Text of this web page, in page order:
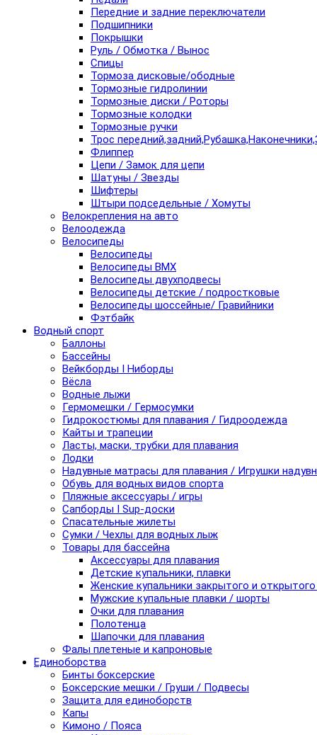
Передние и задние переключатели
Подшипники
Покрышки
Руль / Обмотка / Вынос
Спицы
Тормоза дисковые/ободные
Тормозные гидролинии
Тормозные диски / Роторы
Тормозные колодки
Тормозные ручки
Трос
Флиппер
Цепи / Замок для цепи
Шатуны / Звезды
Шифтеры
Штыри подседельные / Хомуты
Велокрепления на авто
Велоодежда
Велосипеды
Велосипеды
Велосипеды BMX
Велосипеды двухподвесы
Велосипеды детские / подростковые
Велосипеды шоссейные/ Гравийники
Фэтбайк
Водный спорт
Баллоны
Бассейны
Вейкборды I Ниборды
Вёсла
Водные лыжи
Гермомешки / Гермосумки
Гидрокостюмы для плавания / Гидроодежда
Кайты и трапеции
Ласты, маски, трубки для плавания
Лодки
Надувные матрасы для плавания / Игрушки
Обувь для водных видов спорта
Пляжные аксессуары / игры
Сапборды I Sup-доски
Спасательные жилеты
Сумки / Чехлы для водных лыж
Товары для бассейна
Аксессуары для плавания
Детские купальники, плавки
Женские купальники закрытого и
Мужские купальные плавки / шорты
Очки для плавания
Полотенца
Шапочки для плавания
Фалы плетеные и капроновые
Единоборства
Бинты боксерские
Боксерские мешки / Груши / Подвесы
Защита для единоборств
Капы
Кимоно / Пояса